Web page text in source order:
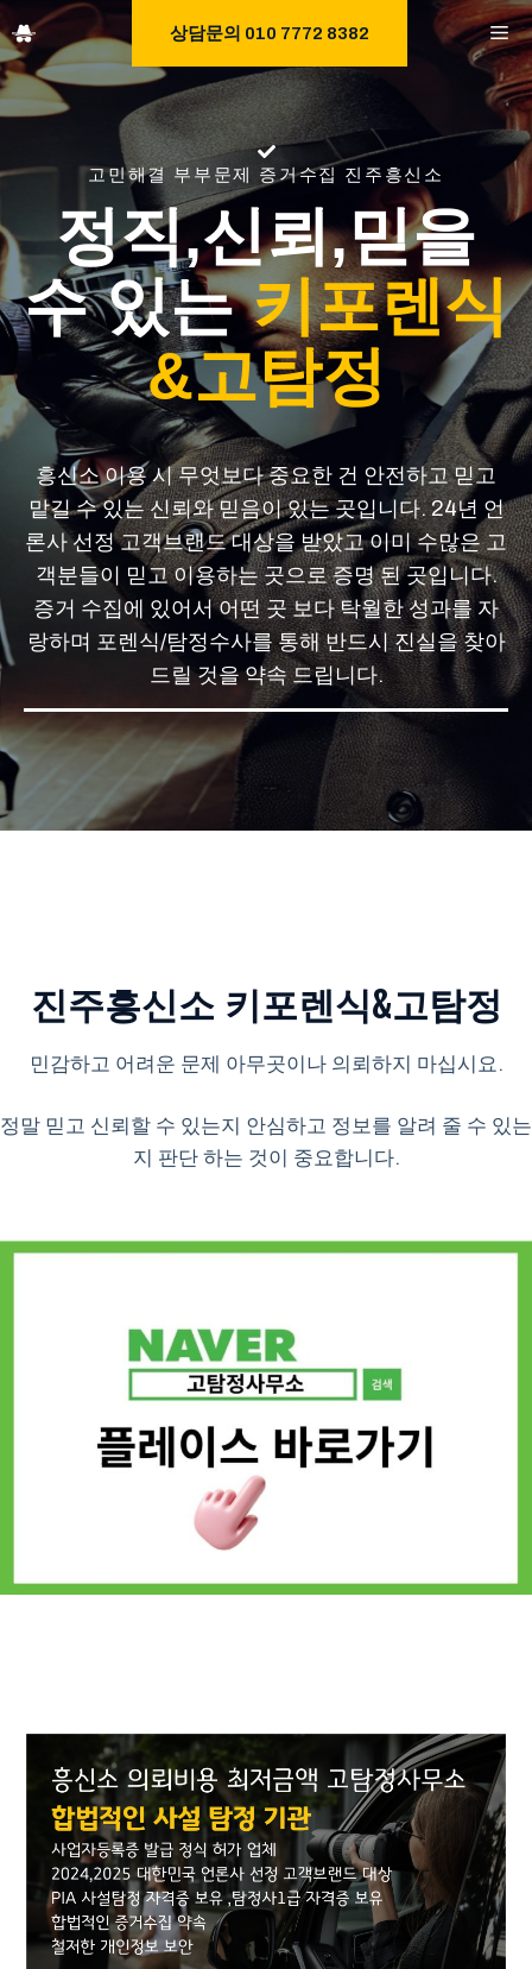
to
content
상담문의 010 7772 8382
고민해결 부부문제 증거수집 진주흥신소
정직,신뢰,믿을
수 있는키포렌식
&고탐정
흥신소 이용 시 무엇보다 중요한 건 안전하고 믿고
맡길 수 있는 신뢰와 믿음이 있는 곳입니다. 24년 언
론사 선정 고객브랜드 대상을 받았고 이미 수많은 고
객분들이 믿고 이용하는 곳으로 증명 된 곳입니다.
증거 수집에 있어서 어떤 곳 보다 탁월한 성과를 자
랑하며 포렌식/탐정수사를 통해 반드시 진실을 찾아
드릴 것을 약속 드립니다.
진주흥신소 키포렌식&고탐정
민감하고 어려운 문제 아무곳이나 의뢰하지 마십시요.
정말 믿고 신뢰할 수 있는지 안심하고 정보를 알려 줄 수 있는
지 판단 하는 것이 중요합니다.